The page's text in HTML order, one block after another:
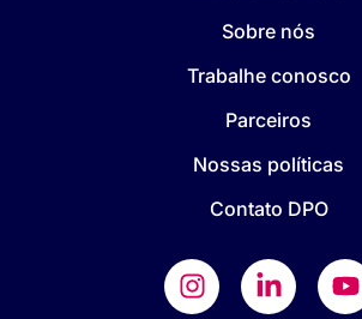
Sobre nós
Trabalhe conosco
Parceiros
Nossas políticas
Contato DPO